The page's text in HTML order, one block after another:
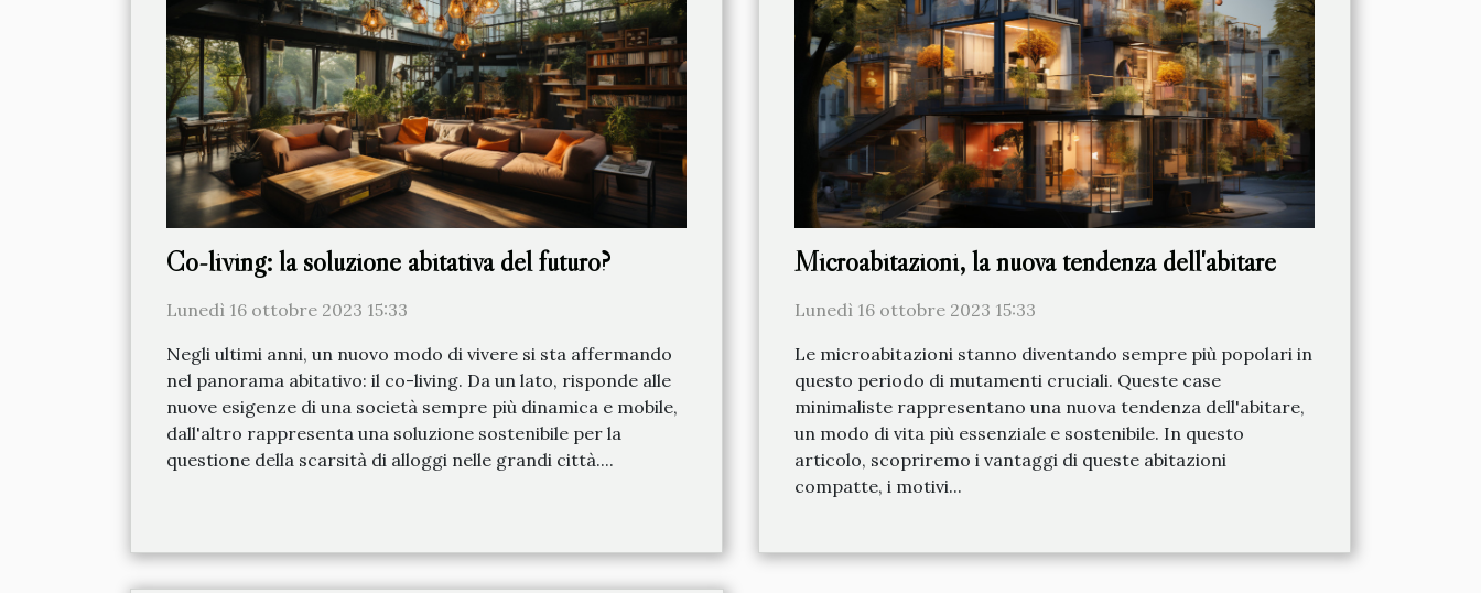
Co-living: la soluzione abitativa del futuro?
Lunedì 16 ottobre 2023 15:33
Negli ultimi anni, un nuovo modo di vivere si sta affermando
nel panorama abitativo: il co-living. Da un lato, risponde alle
nuove esigenze di una società sempre più dinamica e mobile,
dall'altro rappresenta una soluzione sostenibile per la
questione della scarsità di alloggi nelle grandi città....
Microabitazioni, la nuova tendenza dell'abitare
Lunedì 16 ottobre 2023 15:33
Le microabitazioni stanno diventando sempre più popolari in
questo periodo di mutamenti cruciali. Queste case
minimaliste rappresentano una nuova tendenza dell'abitare,
un modo di vita più essenziale e sostenibile. In questo
articolo, scopriremo i vantaggi di queste abitazioni
compatte, i motivi...